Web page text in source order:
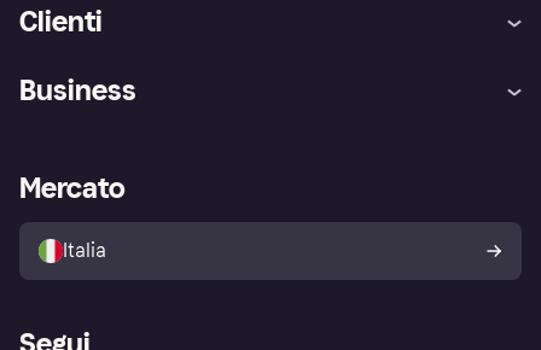
Clienti
Esplora i negozi
Politica di protezione
dell'acquirente Klarna
Business
Accesso aziende
Mercato
Italia